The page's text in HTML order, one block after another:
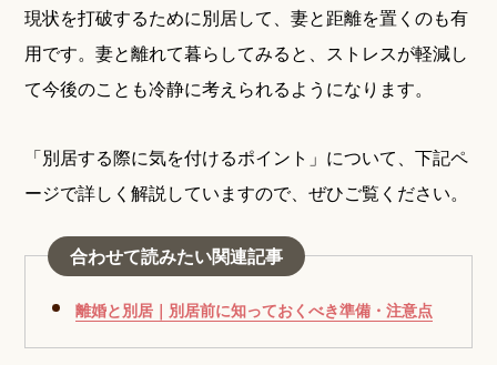
現状を打破するために別居して、妻と距離を置くのも有
用です。妻と離れて暮らしてみると、ストレスが軽減し
て今後のことも冷静に考えられるようになります。
「別居する際に気を付けるポイント」について、下記ペ
ージで詳しく解説していますので、ぜひご覧ください。
合わせて読みたい関連記事
離婚と別居｜別居前に知っておくべき準備・注意点